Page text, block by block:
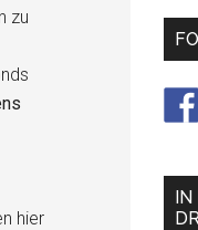
zu
hier
IN